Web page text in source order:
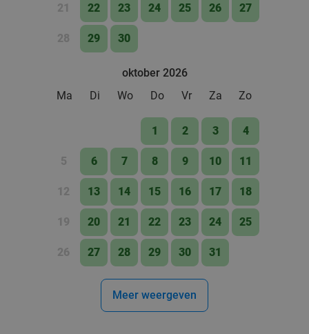
21 22 23 24 25 26 27
28 29 30
oktober 2026
Ma
Di Wo Do Vr Za Zo
1 2 3 4
5 6 7 8 9 10 11
12 13 14 15 16 17 18
19 20 21 22 23 24 25
26 27 28 29 30 31
Meer weergeven